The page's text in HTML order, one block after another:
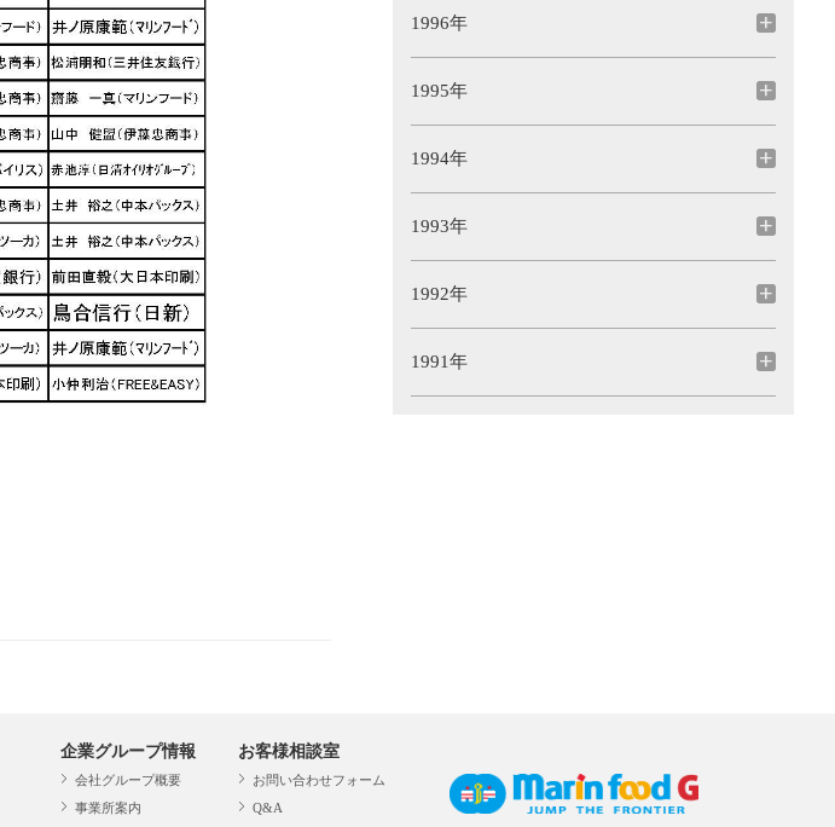
1996年
1995年
1994年
1993年
1992年
1991年
企業グループ情報
会社グループ概要
事業所案内
お客様相談室
お問い合わせフォーム
Q&A